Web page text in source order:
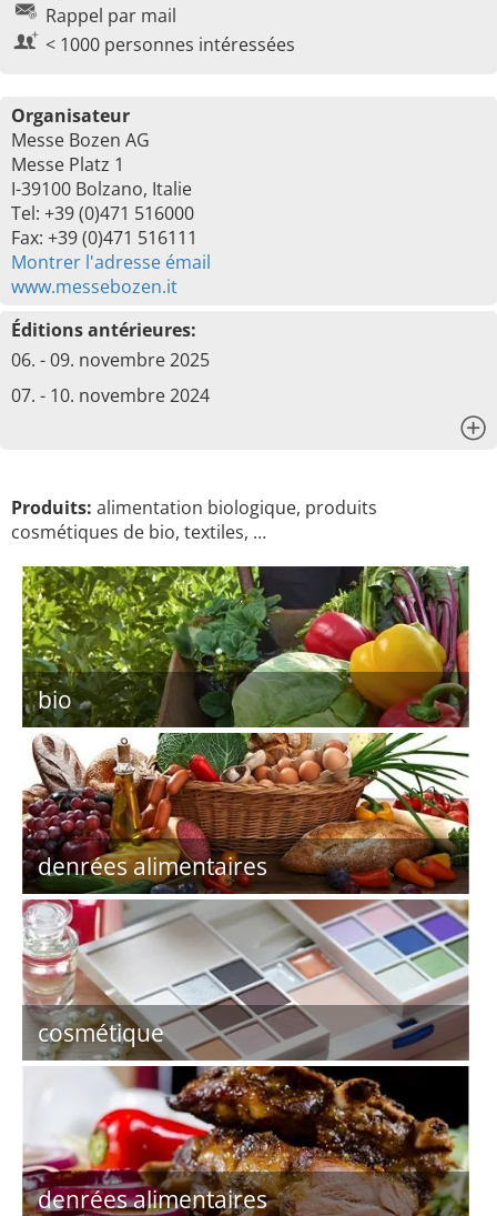
Rappel par mail
< 1000 personnes intéressées
Organisateur
Messe Bozen AG
Messe Platz 1
I-39100 Bolzano, Italie
Tel: +39 (0)471 516000
Fax: +39 (0)471 516111
Montrer l'adresse émail
www.messebozen.it
Éditions antérieures:
06. - 09. novembre 2025
07. - 10. novembre 2024
Produits: alimentation biologique, produits
cosmétiques de bio, textiles, …
bio
denrées alimentaires
cosmétique
denrées alimentaires